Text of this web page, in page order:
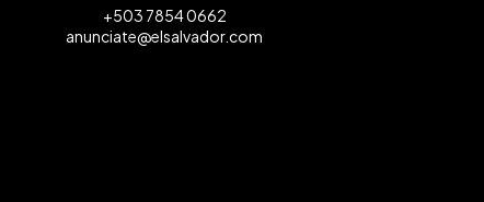
+503 7854 0662
anunciate@elsalvador.com